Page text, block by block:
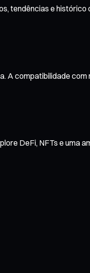
tendências e
A compatibilidade
DeFi, NFTs e uma